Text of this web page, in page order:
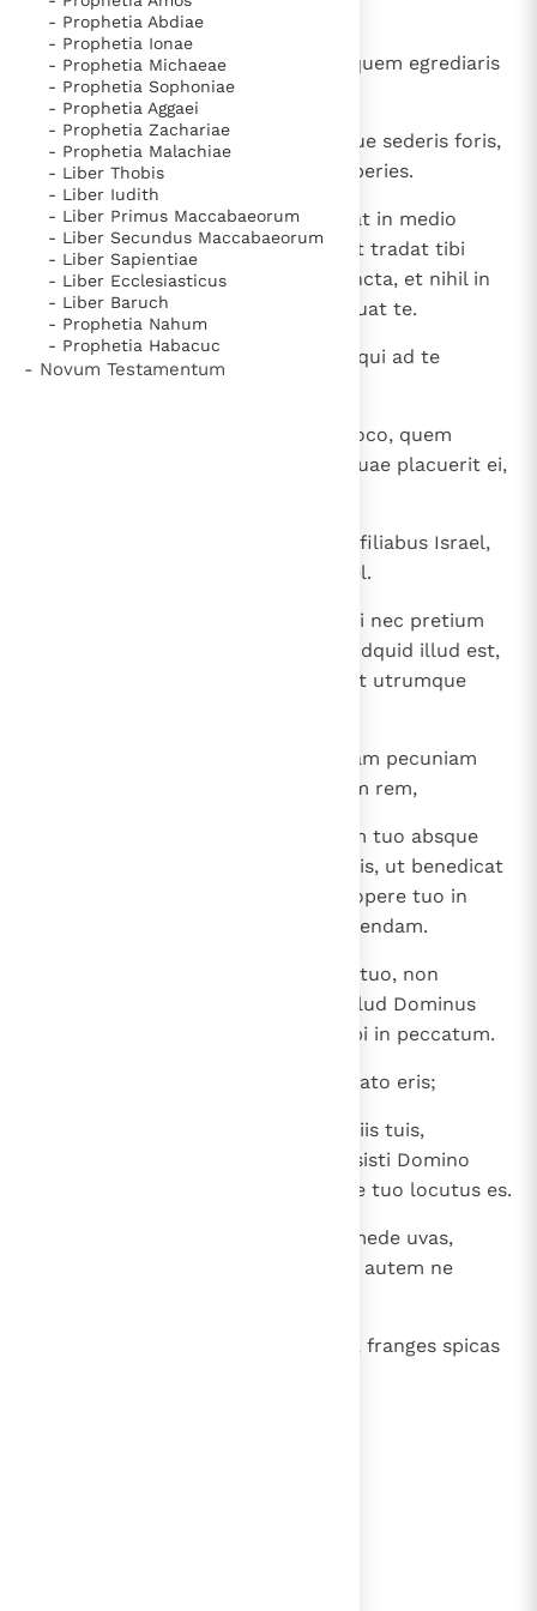
- Prophetia Abdiae
- Prophetia Ionae
- Prophetia Michaeae
- Prophetia Sophoniae
- Prophetia Aggaei
- Prophetia Zachariae
- Prophetia Malachiae
- Liber Thobis
- Liber Iudith
- Liber Primus Maccabaeorum
- Liber Secundus Maccabaeorum
- Liber Sapientiae
- Liber Ecclesiasticus
- Liber Baruch
- Prophetia Nahum
- Prophetia Habacuc
- Novum Testamentum
occasum regredietur in castra.
Habebis locum extra castra, ad quem egrediaris
ad requisita naturae
gerens paxillum in balteo; cumque sederis foris,
fodies foveam et egesta humo operies.
Dominus enim Deus tuus ambulat in medio
castrorum tuorum, ut eruat te et tradat tibi
inimicos tuos; sint castra tua sancta, et nihil in
eis videat foeditatis nec derelinquat te.
Non trades servum domino suo, qui ad te
habitabit tecum in medio tui in loco, quem
elegerit in una urbium tuarum, quae placuerit ei,
Non erit prostibulum sacrum de filiabus Israel,
nec scortator sacer de filiis Israel.
Non offeres mercedem prostibuli nec pretium
canis in domo Domini Dei tui, quidquid illud est,
quod voveris, quia abominatio est utrumque
Non fenerabis fratri tuo ad usuram pecuniam
nec alimenta nec quamlibet aliam rem,
sed alieno fenerabis. Fratri autem tuo absque
usura id, quo indiget, commodabis, ut benedicat
tibi Dominus Deus tuus in omni opere tuo in
terra, ad quam ingredieris possidendam.
Cum voveris votum Domino Deo tuo, non
tardabis reddere; quia requiret illud Dominus
Deus tuus a te, et reputabitur tibi in peccatum.
Si nolueris polliceri, absque peccato eris;
quod autem egressum est de labiis tuis,
observabis et facies, sicut promisisti Domino
Deo tuo: propria voluntate et ore tuo locutus es.
Ingressus vineam proximi tui comede uvas,
quantum tibi placuerit; in sporta autem ne
Si intraveris in segetem amici tui, franges spicas